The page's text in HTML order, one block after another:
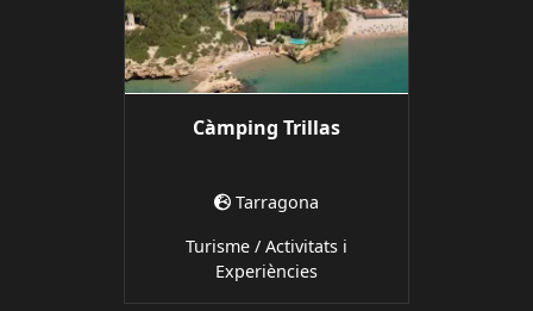
Càmping Trillas
Tarragona
Turisme / Activitats i
Experiències